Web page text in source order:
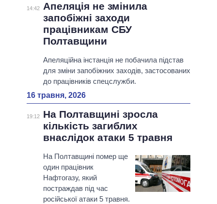
14:42
Апеляція не змінила
запобіжні заходи
працівникам СБУ
Полтавщини
Апеляційна інстанція не побачила підстав
для зміни запобіжних заходів, застосованих
до працівників спецслужби.
16 травня, 2026
19:12
На Полтавщині зросла
кількість загиблих
внаслідок атаки 5 травня
На Полтавщині помер ще
один працівник
Нафтогазу, який
постраждав під час
російської атаки 5 травня.